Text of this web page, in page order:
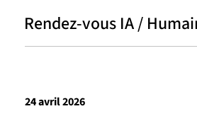
Rendez-vous IA /
24 avril 2026